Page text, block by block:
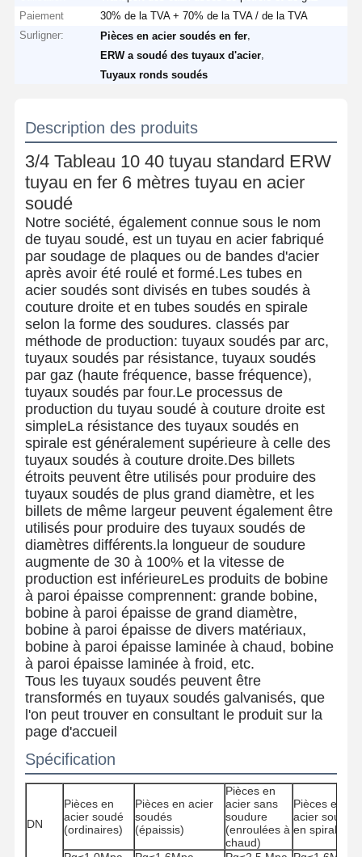
Aperçu Produits
A Propos De
Nous
Visite D'usine
Paiement
30% de la TVA + 70% de la TVA / de la TVA
Surligner:
Pièces en acier soudés en fer
ERW a soudé des tuyaux d'acier
Tuyaux ronds soudés
Description des produits
3/4 Tableau 10 40 tuyau standard ERW
tuyau en fer 6 mètres tuyau en acier
soudé
Notre société, également connue sous le nom
de tuyau soudé, est un tuyau en acier fabriqué
par soudage de plaques ou de bandes d'acier
après avoir été roulé et formé.Les tubes en
acier soudés sont divisés en tubes soudés à
couture droite et en tubes soudés en spirale
selon la forme des soudures. classés par
méthode de production: tuyaux soudés par arc,
tuyaux soudés par résistance, tuyaux soudés
par gaz (haute fréquence, basse fréquence),
tuyaux soudés par four.Le processus de
production du tuyau soudé à couture droite est
simpleLa résistance des tuyaux soudés en
spirale est généralement supérieure à celle des
tuyaux soudés à couture droite.Des billets
étroits peuvent être utilisés pour produire des
tuyaux soudés de plus grand diamètre, et les
billets de même largeur peuvent également être
utilisés pour produire des tuyaux soudés de
diamètres différents.la longueur de soudure
augmente de 30 à 100% et la vitesse de
production est inférieureLes produits de bobine
à paroi épaisse comprennent: grande bobine,
bobine à paroi épaisse de grand diamètre,
bobine à paroi épaisse de divers matériaux,
bobine à paroi épaisse laminée à chaud, bobine
à paroi épaisse laminée à froid, etc.
Tous les tuyaux soudés peuvent être
transformés en tuyaux soudés galvanisés, que
l'on peut trouver en consultant le produit sur la
page d'accueil
Spécification
DN
Pièces en
acier soudé
(ordinaires)
Pièces en acier
soudés
(épaissis)
Pièces en
acier sans
soudure
(enroulées à
chaud)
Pièces en
acier soudés
en spirale